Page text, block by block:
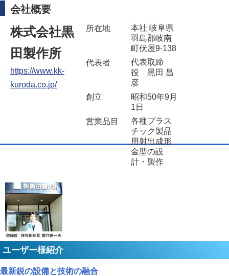
会社概要
株式会社黒
田製作所
https://www.kk-
kuroda.co.jp/
所在地
本社 岐阜県
羽島郡岐南
町伏屋9-138
代表者
代表取締
役 黒田 昌
彦
創立
昭和50年9月
1日
営業品目
各種プラス
チック製品
用射出成形
金型の設
計・製作
ユーザー様紹介
最新鋭の設備と技術の融合